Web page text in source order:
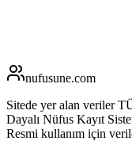
nufusune.com
Sitede yer alan veriler
Dayalı Nüfus Kayıt
Resmi kullanım için